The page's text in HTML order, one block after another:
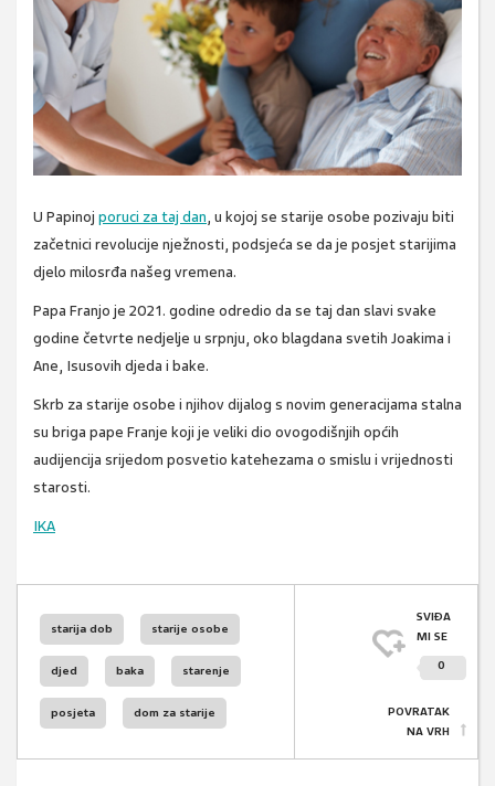
U Papinoj poruci za taj dan, u kojoj se starije osobe pozivaju biti
začetnici revolucije nježnosti, podsjeća se da je posjet starijima
djelo milosrđa našeg vremena.
Papa Franjo je 2021. godine odredio da se taj dan slavi svake
godine četvrte nedjelje u srpnju, oko blagdana svetih Joakima i
Ane, Isusovih djeda i bake.
Skrb za starije osobe i njihov dijalog s novim generacijama stalna
su briga pape Franje koji je veliki dio ovogodišnjih općih
audijencija srijedom posvetio katehezama o smislu i vrijednosti
starosti.
IKA
starija dob starije osobe
djed baka starenje
posjeta dom za starije
SVIĐA
MI SE
0
POVRATAK
NA VRH